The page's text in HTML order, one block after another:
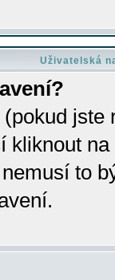
Uživatelská
kliknout
to